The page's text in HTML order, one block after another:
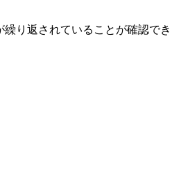
り返されていることが確認でき